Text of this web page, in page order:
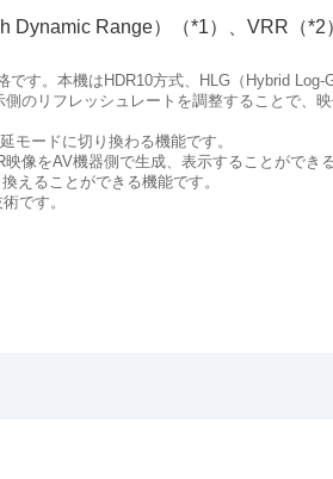
Dynamic Range）（*1）、 VRR （*2
です。本機は HDR10方式、 HLG （ Hybrid Log-
のリフレッシュレートを調整することで、
モードに切り換わる機能です。
像をAV機器側で生成、表示することができ
えることができる機能です。
です。